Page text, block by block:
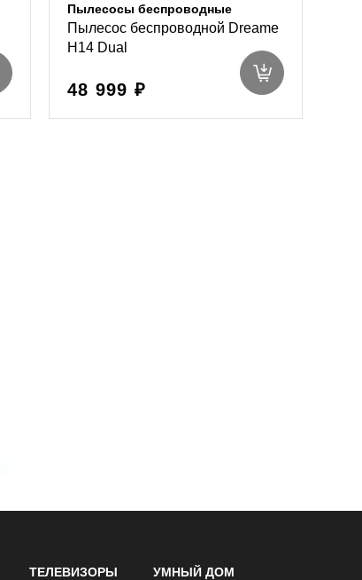
Пылесосы беспроводные
Пылесос беспроводной Dreame
H14 Dual
48 999 ₽
ТЕЛЕВИЗОРЫ УМНЫЙ ДОМ